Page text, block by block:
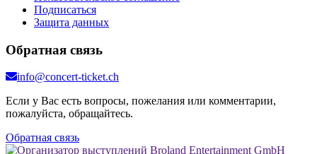
Подписаться
Защита данных
Обратная связь
info@concert-ticket.ch
Если у Вас есть вопросы, пожелания или комментарии,
пожалуйста, обращайтесь.
Обратная связь